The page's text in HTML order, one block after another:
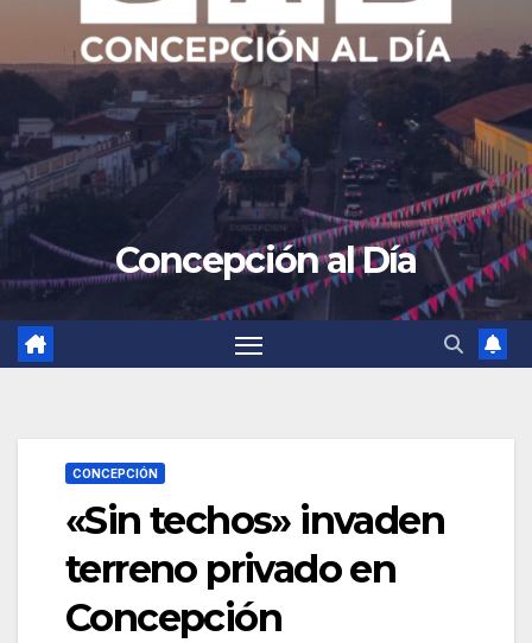
Concepción al Día
CONCEPCIÓN
«Sin techos» invaden
terreno privado en
Concepción